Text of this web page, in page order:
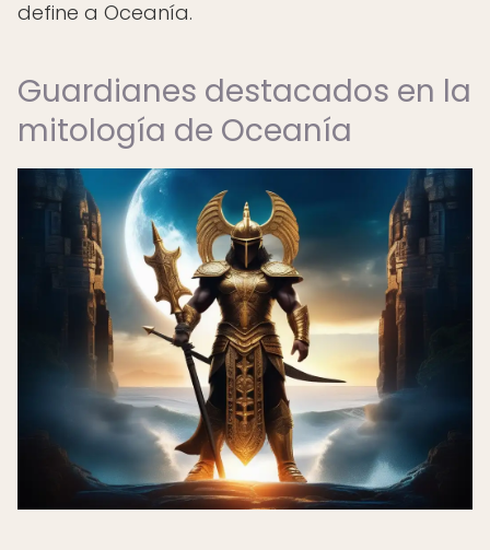
define a Oceanía.
Guardianes destacados en la
mitología de Oceanía